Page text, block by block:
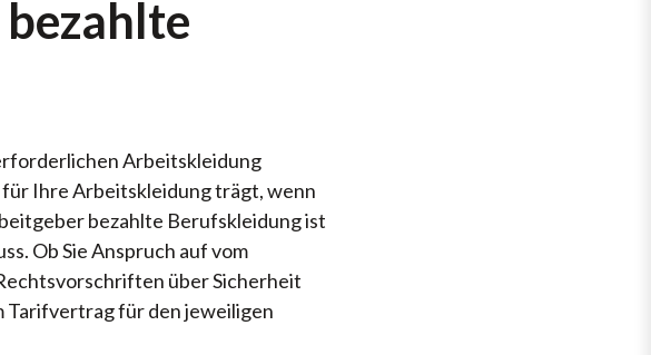
Arbeitskleidung
Ihre Arbeitskleidung trägt, wenn
bezahlte Berufskleidung ist
Ob Sie Anspruch auf vom
über Sicherheit
Tarifvertrag für den jeweiligen